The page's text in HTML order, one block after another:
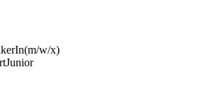
(m/w/x)
Junior